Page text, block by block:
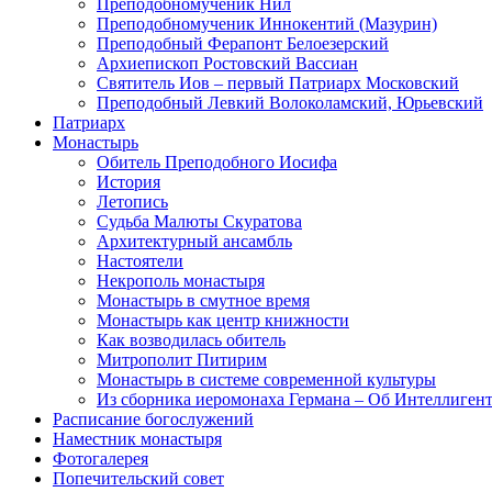
Преподобномученик Нил
Преподобномученик Иннокентий (Мазурин)
Преподобный Ферапонт Белоезерский
Архиепископ Ростовский Вассиан
Святитель Иов – первый Патриарх Московский
Преподобный Левкий Волоколамский, Юрьевский
Патриарх
Монастырь
Обитель Преподобного Иосифа
История
Летопись
Судьба Малюты Скуратова
Архитектурный ансамбль
Настоятели
Некрополь монастыря
Монастырь в смутное время
Монастырь как центр книжности
Как возводилась обитель
Митрополит Питирим
Монастырь в системе современной культуры
Из сборника иеромонаха Германа – Об
Расписание богослужений
Наместник монастыря
Фотогалерея
Попечительский совет